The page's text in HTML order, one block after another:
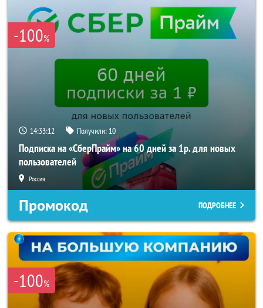
-100%
14:33:10 Получили: 10
Подписка на «СберПрайм» на 60 дней за 1р. для новых
пользователей
Россия
Промокод ПОДРОБНЕЕ
-100%